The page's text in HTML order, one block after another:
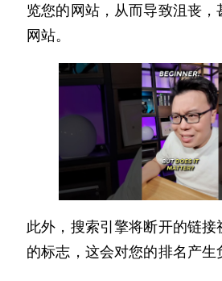
览您的网站，从而导致沮丧
网站。
此外，搜索引擎将断开的链
的标志，这会对您的排名产生